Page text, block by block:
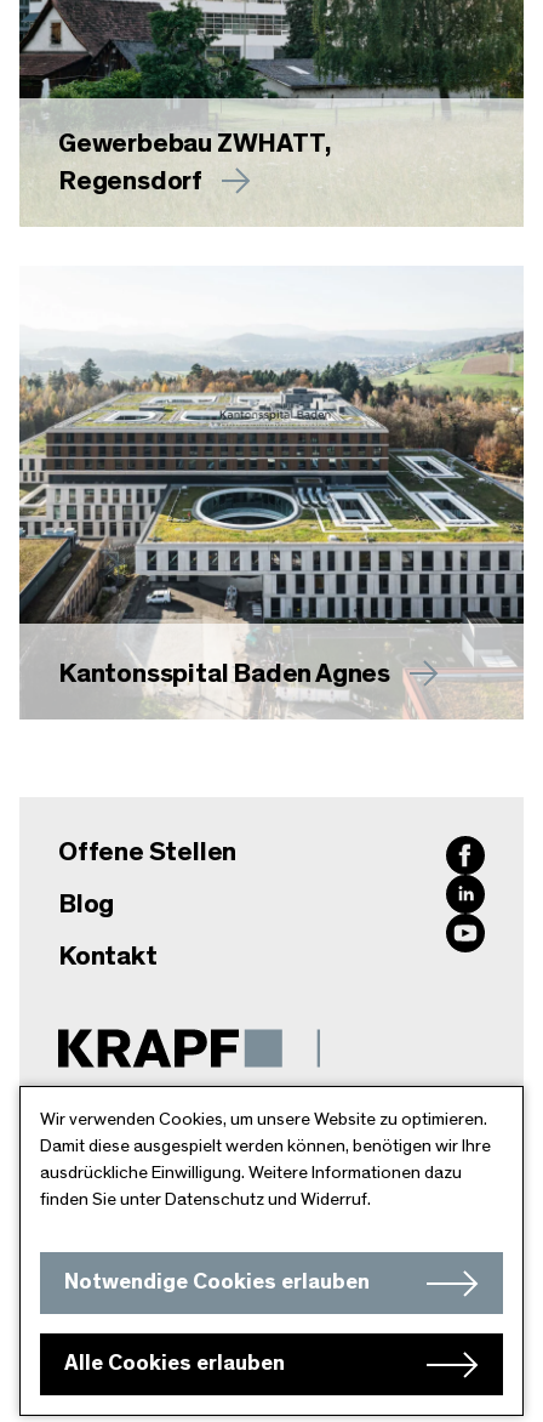
Gewerbebau ZWHATT,
Regensdorf
Kantonsspital Baden Agnes
Krapf AG
Breitschachenstr. 52
9032 Engelburg
info@krapfag.ch
Offene Stellen
Blog
Kontakt
Wir verwenden Cookies, um unsere Website zu optimieren.
Damit diese ausgespielt werden können, benötigen wir Ihre
ausdrückliche Einwilligung. Weitere Informationen dazu
finden Sie unter Datenschutz und Widerruf.
Notwendige Cookies erlauben
Alle Cookies erlauben